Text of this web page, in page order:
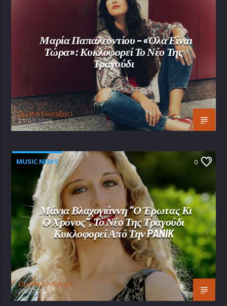
Μαρία Παπαλεοντίου – «Όλα Είναι
Τώρα»: Κυκλοφορεί Το Νέο Της
Τραγούδι
Oμάδα Σύνταξης Ι
21/07/2026
MUSIC NEWS 0
Μάνια Βλαχογιάννη “Ο Έρωτας Κι
Ο Χρόνος”, Το Νέο Της Τραγούδι
Κυκλοφορεί Από Την PANIK
Oμάδα Σύνταξης Ι
20/07/2026